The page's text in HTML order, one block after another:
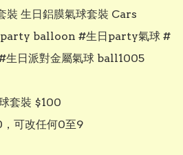
裝 生日鋁膜氣球套裝 Cars
balloon #生日party氣球 #
生日派對金屬氣球 ball1005
套裝 $100
可改任何0至9